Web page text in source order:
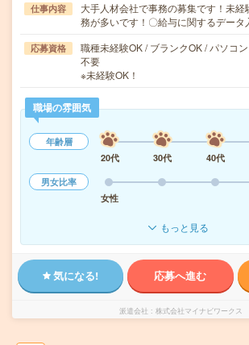
仕事内容
大手人材会社で事務の募集です！未
務が多いです！〇給与に関するデー
応募資格
職種未経験OK / ブランクOK / パソコ
不要
※未経験OK！
職場の雰囲気
年齢層
20代
30代 40代
男女比率
女性
もっと見る
気になる! 応募へ進む
派遣会社 株式会社マイナビワークス